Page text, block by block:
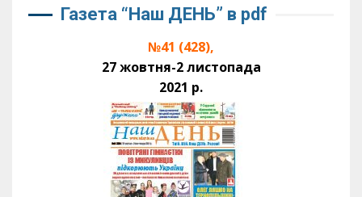
Газета “Наш ДЕНЬ” в pdf
№41 (428),
27 жовтня-2 листопада
2021 р.